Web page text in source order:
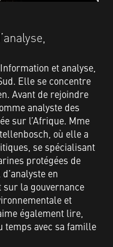
et analyse,
Elle se concentre
Avant de rejoindre
analyste des
sur l’Afrique. Mme
où elle a
se spécialisant
protégées de
en
la gouvernance
et
également lire,
temps avec sa famille